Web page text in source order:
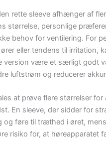
rette sleeve afhænger af
størrelse, personlige
behov for ventilering. For
eller tendens til irritation,
version være et særligt godt
luftstrøm og reducerer
at prøve flere størrelser
En sleeve, der sidder for
og føre til træthed i øret,
risiko for, at høreapparatet